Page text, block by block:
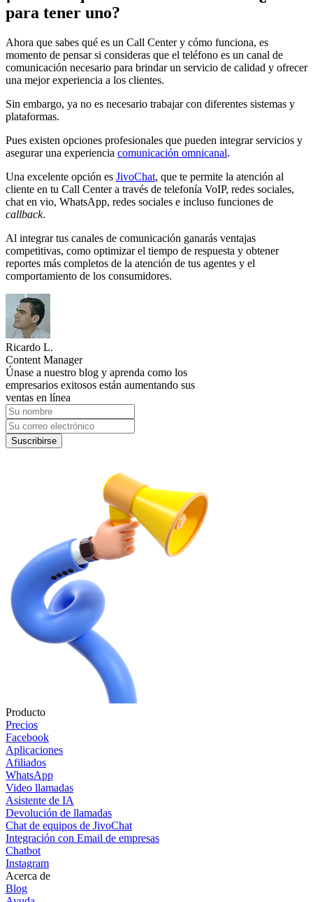
para tener uno?
Ahora que sabes qué es un Call Center y cómo funciona, es
momento de pensar si consideras que el teléfono es un canal de
comunicación necesario para brindar un servicio de calidad y ofrecer
una mejor experiencia a los clientes.
Sin embargo, ya no es necesario trabajar con diferentes sistemas y
plataformas.
Pues existen opciones profesionales que pueden integrar servicios y
asegurar una experiencia comunicación omnicanal.
Una excelente opción es JivoChat, que te permite la atención al
cliente en tu Call Center a través de telefonía VoIP, redes sociales,
chat en vio, WhatsApp, redes sociales e incluso funciones de
callback.
Al integrar tus canales de comunicación ganarás ventajas
competitivas, como optimizar el tiempo de respuesta y obtener
reportes más completos de la atención de tus agentes y el
comportamiento de los consumidores.
Ricardo L.
Content Manager
Únase a nuestro blog y aprenda como los
empresarios exitosos están aumentando sus
ventas en línea
Suscribirse
Producto
Precios
Facebook
Aplicaciones
Afiliados
WhatsApp
Video llamadas
Asistente de IA
Devolución de llamadas
Chat de equipos de JivoChat
Integración con Email de empresas
Chatbot
Instagram
Acerca de
Blog